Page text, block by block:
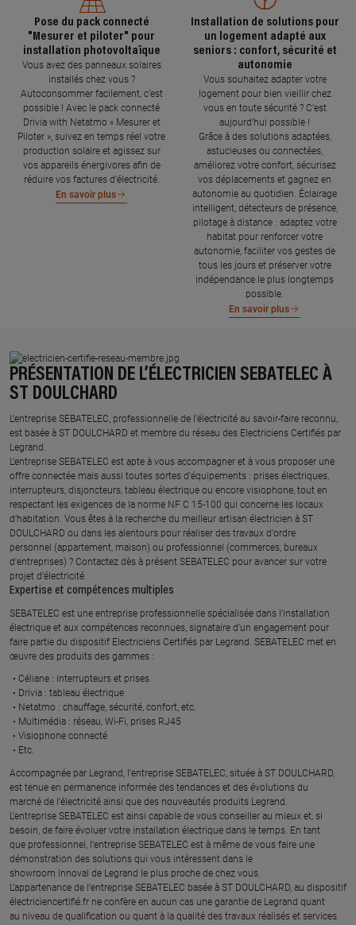
Pose du pack connecté
"Mesurer et piloter" pour
installation photovoltaïque
Vous avez des panneaux solaires
installés chez vous ?
Autoconsommer facilement, c’est
possible ! Avec le pack connecté
Drivia with Netatmo « Mesurer et
Piloter », suivez en temps réel votre
production solaire et agissez sur
vos appareils énergivores afin de
réduire vos factures d’électricité.
En savoir plus
Installation de solutions pour
un logement adapté aux
seniors : confort, sécurité et
autonomie
Vous souhaitez adapter votre
logement pour bien vieillir chez
vous en toute sécurité ? C’est
aujourd’hui possible !
Grâce à des solutions adaptées,
astucieuses ou connectées,
améliorez votre confort, sécurisez
vos déplacements et gagnez en
autonomie au quotidien. Éclairage
intelligent, détecteurs de présence,
pilotage à distance : adaptez votre
habitat pour renforcer votre
autonomie, faciliter vos gestes de
tous les jours et préserver votre
indépendance le plus longtemps
possible.
En savoir plus
PRÉSENTATION DE L’ÉLECTRICIEN SEBATELEC À
ST DOULCHARD
L’entreprise SEBATELEC, professionnelle de l’électricité au savoir-faire reconnu,
est basée à ST DOULCHARD et membre du réseau des Electriciens Certifiés par
Legrand.​
L’entreprise SEBATELEC est apte à vous accompagner et à vous proposer une
offre connectée mais aussi toutes sortes d'équipements : prises électriques,
interrupteurs, disjoncteurs, tableau électrique ou encore visiophone, tout en
respectant les exigences de la norme NF C 15-100 qui concerne les locaux
d’habitation. Vous êtes à la recherche du meilleur artisan électricien à ST
DOULCHARD ou dans les alentours pour réaliser des travaux d'ordre
personnel (appartement, maison) ou professionnel (commerces, bureaux
d'entreprises) ? Contactez dès à présent SEBATELEC pour avancer sur votre
projet d’électricité.
Expertise et compétences multiples​
​SEBATELEC est une entreprise professionnelle spécialisée dans l’installation
électrique et aux compétences reconnues, ​signataire d'un engagement pour
faire partie du dispositif Electriciens Certifiés par Legrand​. SEBATELEC met en
œuvre des produits des gammes : ​
Céliane : interrupteurs et prises ​
Drivia : tableau électrique ​
Netatmo : chauffage, sécurité, confort, etc.​
Multimédia : réseau, Wi-Fi, prises RJ45​
Visiophone connecté​
Etc.​
​Accompagnée par Legrand, l’entreprise SEBATELEC, située à ST DOULCHARD,
est tenue en permanence informée des tendances et des évolutions du
marché de l'électricité ainsi que des nouveautés produits Legrand.
L’entreprise SEBATELEC est ainsi capable de vous conseiller au mieux et, si
besoin, de faire évoluer votre installation électrique dans le temps. En tant
que professionnel, l’entreprise SEBATELEC est à même de vous faire une
démonstration des solutions qui vous intéressent dans le
showroom Innoval de Legrand le plus proche de chez vous.​
L’appartenance de l’entreprise SEBATELEC basée à ST DOULCHARD, au dispositif
électriciencertifié.fr ne confère en aucun cas une garantie de Legrand quant
au niveau de qualification ou quant à la qualité des travaux réalisés et services